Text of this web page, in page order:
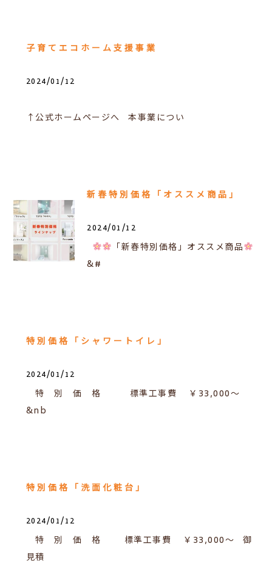
子育てエコホーム支援事業
2024/01/12
↑公式ホームページへ 本事業につい
新春特別価格「オススメ商品」
2024/01/12
「新春特別価格」オススメ商品
&#
特別価格「シャワートイレ」
2024/01/12
特 別 価 格 標準工事費 ￥33,000～
&nb
特別価格「洗面化粧台」
2024/01/12
特 別 価 格 標準工事費 ￥33,000～ 御
見積